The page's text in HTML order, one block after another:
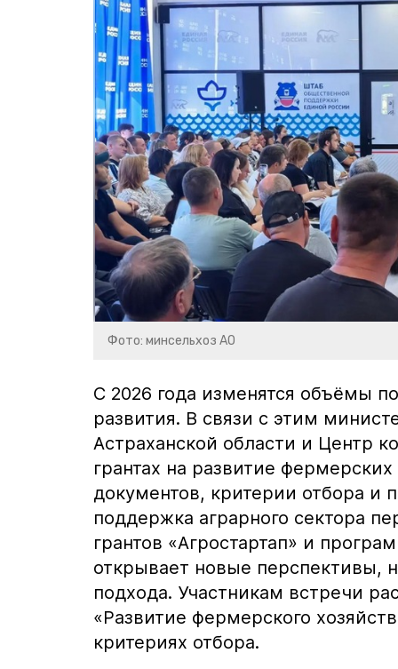
Фото: минсельхоз АО
С 2026 года изменятся объёмы
развития. В связи с этим
Астраханской области и Центр
грантах на развитие
документов, критерии отбора и
поддержка аграрного сектора
грантов «Агростартап» и
открывает новые перспективы,
подхода. Участникам встречи
«Развитие фермерского
критериях отбора.